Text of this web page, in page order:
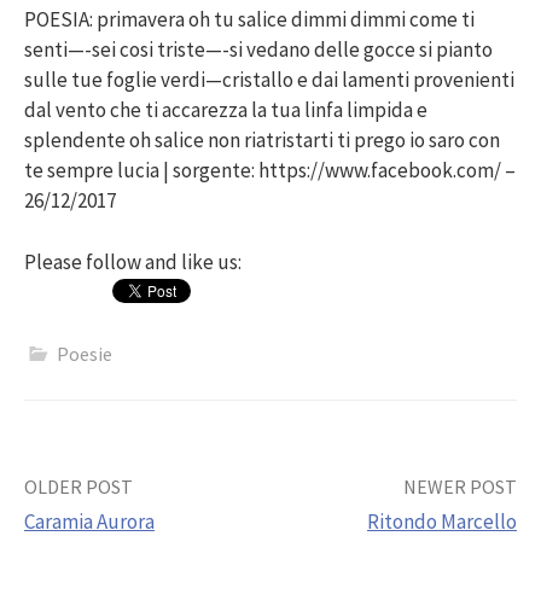
POESIA: primavera oh tu salice dimmi dimmi come ti
senti—-sei cosi triste—-si vedano delle gocce si pianto
sulle tue foglie verdi—cristallo e dai lamenti provenienti
dal vento che ti accarezza la tua linfa limpida e
splendente oh salice non riatristarti ti prego io saro con
te sempre lucia | sorgente: https://www.facebook.com/ –
26/12/2017
Please follow and like us:
Poesie
Post
OLDER POST
Caramia Aurora
NEWER POST
Ritondo Marcello